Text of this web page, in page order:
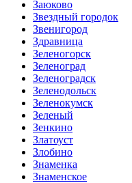
Заюково
Звездный городок
Звенигород
Здравница
Зеленогорск
Зеленоград
Зеленоградск
Зеленодольск
Зеленокумск
Зеленый
Зенкино
Златоуст
Злобино
Знаменка
Знаменское